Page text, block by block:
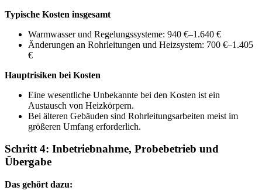
Typische Kosten insgesamt
Warmwasser und Regelungssysteme: 940 €–1.640 €
Änderungen an Rohrleitungen und Heizsystem: 700 €–1.405
€
Hauptrisiken bei Kosten
Eine wesentliche Unbekannte bei den Kosten ist ein
Austausch von Heizkörpern.
Bei älteren Gebäuden sind Rohrleitungsarbeiten meist im
größeren Umfang erforderlich.
Schritt 4: Inbetriebnahme, Probebetrieb und
Übergabe
Das gehört dazu: